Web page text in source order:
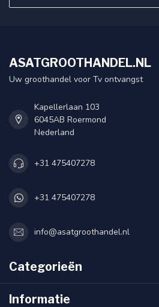
ASATGROOTHANDEL.NL
Uw groothandel voor Tv ontvangst
Kapellerlaan 103
6045AB Roermond
Nederland
+31 475407278
+31 475407278
info@asatgroothandel.nl
Categorieën
Informatie